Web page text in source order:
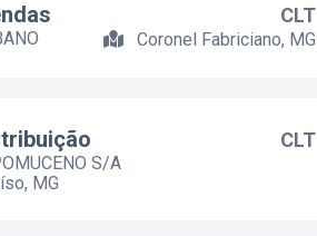
CLT
Coronel Fabriciano, MG
CLT
S/A
MG